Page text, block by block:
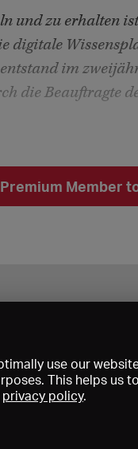
und zu erhalten
digitale
entstand im
die Beauftragte
Member
use our
This helps us
privacy policy.